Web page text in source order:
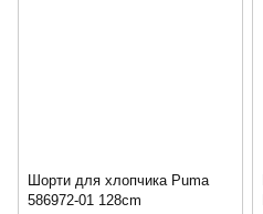
Шорти для хлопчика Puma
586972-01 128cm